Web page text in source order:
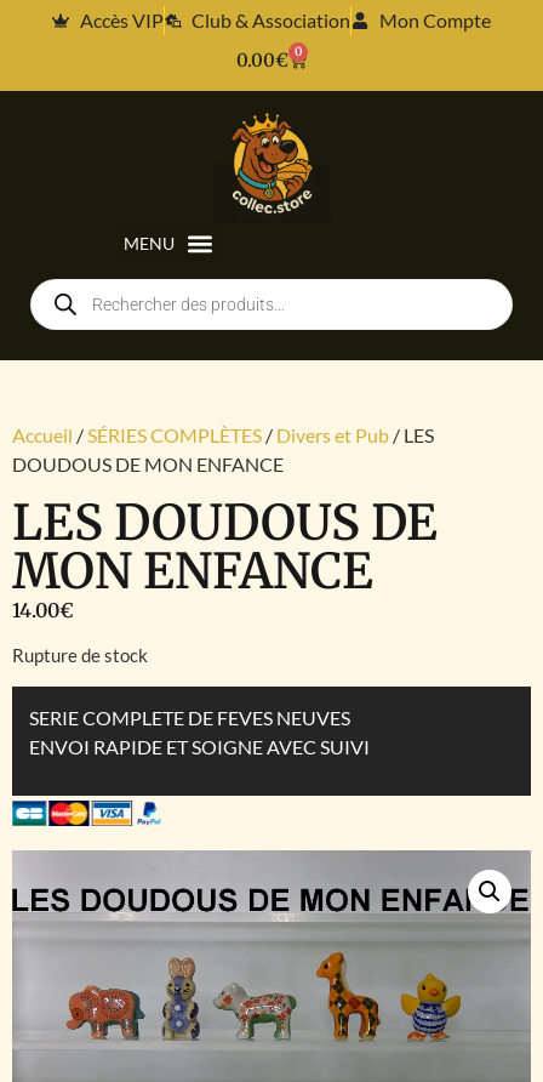
Accès VIP Club & Association
Mon Compte
0.00€ 0
Accueil /SÉRIES COMPLÈTES / Divers et Pub / LES
DOUDOUS DE MON ENFANCE
LES DOUDOUS DE
MON ENFANCE
14.00€
Rupture de stock
SERIE COMPLETE DE FEVES NEUVES
ENVOI RAPIDE ET SOIGNE AVEC SUIVI